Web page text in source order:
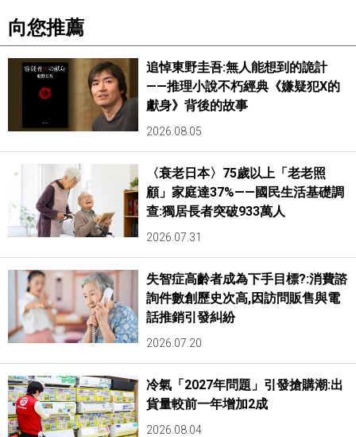
向您推薦
追悼東野圭吾:無人能想到的詭計
——推理小說不朽經典《嫌疑犯X的
獻身》背後的故事
2026.08.05
〈衰老日本〉75歲以上「老老照
顧」家庭達37%——國民生活基礎調
查:獨居長者突破933萬人
2026.07.31
失智症高齡者成為下手目標?:消費諮
詢件數創歷史次高,因訪問販售與電
話推銷引發糾紛
2026.07.20
冷氣「2027年問題」引發搶購潮:出
貨量較前一年增加2成
2026.08.04